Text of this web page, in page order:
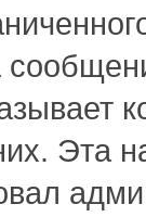
Эта